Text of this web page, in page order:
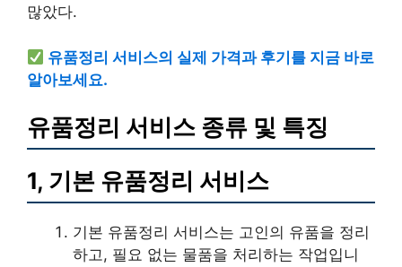
많았다.
유품정리 서비스의 실제 가격과 후기를 지금 바로
알아보세요.
유품정리 서비스 종류 및 특징
1, 기본 유품정리 서비스
기본 유품정리 서비스는 고인의 유품을 정리
하고, 필요 없는 물품을 처리하는 작업입니